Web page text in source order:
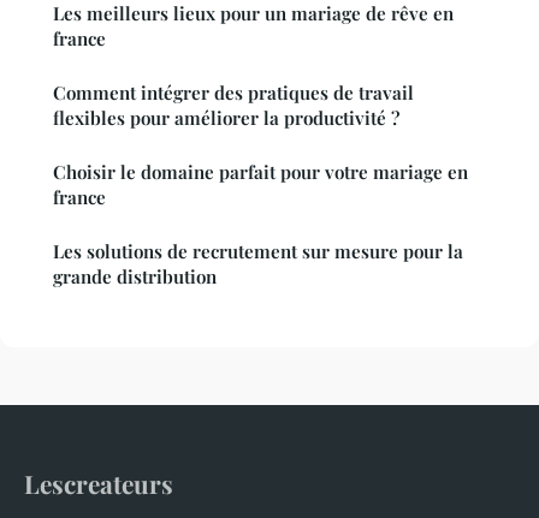
Les meilleurs lieux pour un mariage de rêve en
france
Comment intégrer des pratiques de travail
flexibles pour améliorer la productivité ?
Choisir le domaine parfait pour votre mariage en
france
Les solutions de recrutement sur mesure pour la
grande distribution
Lescreateurs